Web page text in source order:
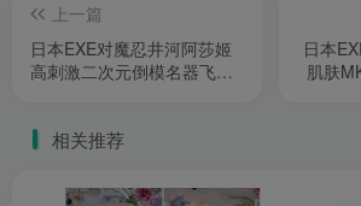
上一篇
日本EXE对魔忍井河阿莎姬
高刺激二次元倒模名器飞机
日本
肌肤
相关推荐